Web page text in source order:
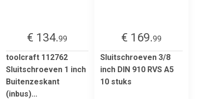
€ 134.99
toolcraft 112762
Sluitschroeven 1 inch
Buitenzeskant
(inbus)...
€ 169.99
Sluitschroeven 3/8
inch DIN 910 RVS A5
10 stuks